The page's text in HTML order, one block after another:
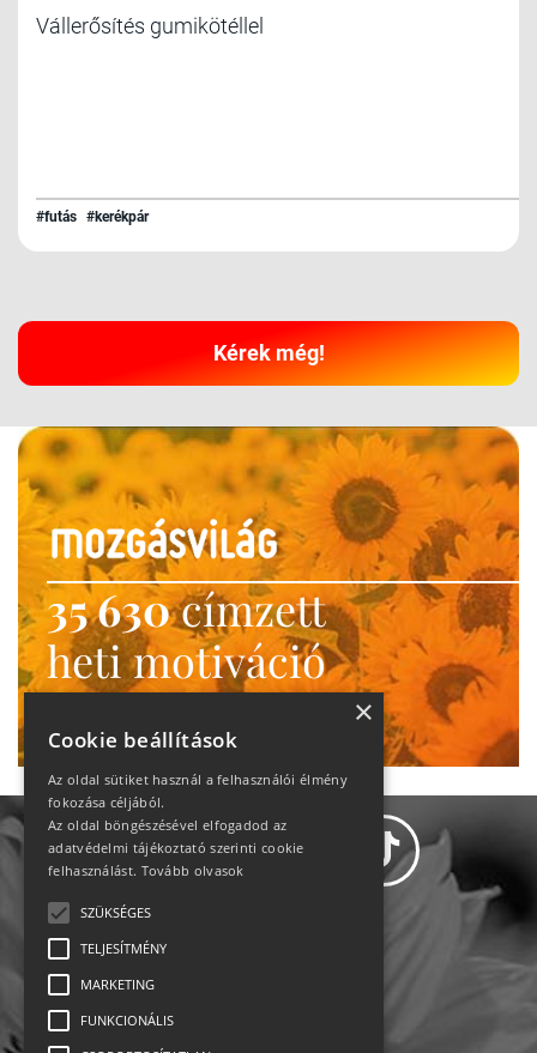
Vállerősítés gumikötéllel
#futás #kerékpár
Kérek még!
35 630címzett
heti motiváció
Ne maradj le!
×
Cookie beállítások
Az oldal sütiket használ a felhasználói élmény
fokozása céljából.
Az oldal böngészésével elfogadod az
adatvédelmi tájékoztató szerinti cookie
felhasználást. Tovább olvasok
SZÜKSÉGES
TELJESÍTMÉNY
MARKETING
FUNKCIONÁLIS